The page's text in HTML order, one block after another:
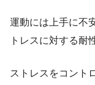
運動には上手に不
トレスに対する耐
ストレスをコント